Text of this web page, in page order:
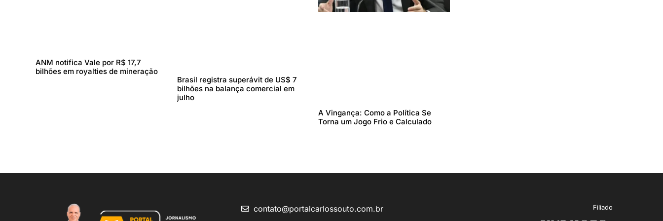
ANM notifica Vale por R$ 17,7
bilhões em royalties de mineração
Brasil registra superávit de US$ 7
bilhões na balança comercial em
julho
A Vingança: Como a Política Se
Torna um Jogo Frio e Calculado
contato@portalcarlossouto.com.br
Filiado